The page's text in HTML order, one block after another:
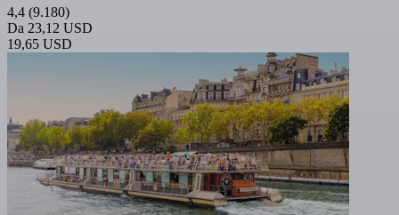
4,4 (9.180)
Da 23,12 USD
19,65 USD